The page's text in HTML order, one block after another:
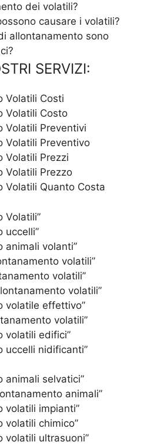
dei volatili?
causare i volatili?
allontanamento sono
SERVIZI:
Volatili Costi
Volatili Costo
Volatili Preventivi
Volatili Preventivo
Volatili Prezzi
Volatili Prezzo
Volatili Quanto Costa
Volatili”
uccelli”
animali volanti”
volatili”
volatili”
volatili”
volatile effettivo”
volatili”
volatili edifici”
uccelli nidificanti”
animali selvatici”
animali”
volatili impianti”
volatili chimico”
volatili ultrasuoni”